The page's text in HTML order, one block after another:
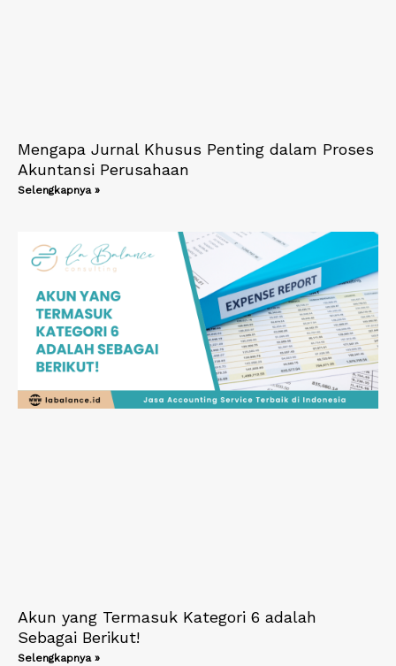
Mengapa Jurnal Khusus Penting dalam Proses
Akuntansi Perusahaan
Selengkapnya »
Akun yang Termasuk Kategori 6 adalah
Sebagai Berikut!
Selengkapnya »